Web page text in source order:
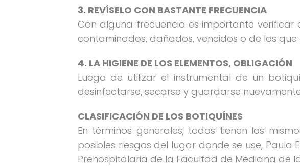
3. REVÍSELO CON BASTANTE FRECUENCIA
Con alguna frecuencia es importante verificar
contaminados, dañados, vencidos o de los
4. LA HIGIENE DE LOS ELEMENTOS, OBLIGACIÓN
Luego de utilizar el instrumental de un
desinfectarse, secarse y guardarse
CLASIFICACIÓN DE LOS BOTIQUÍNES
En términos generales, todos tienen los
posibles riesgos del lugar donde se use,
Prehospitalaria de la Facultad de Medicina de